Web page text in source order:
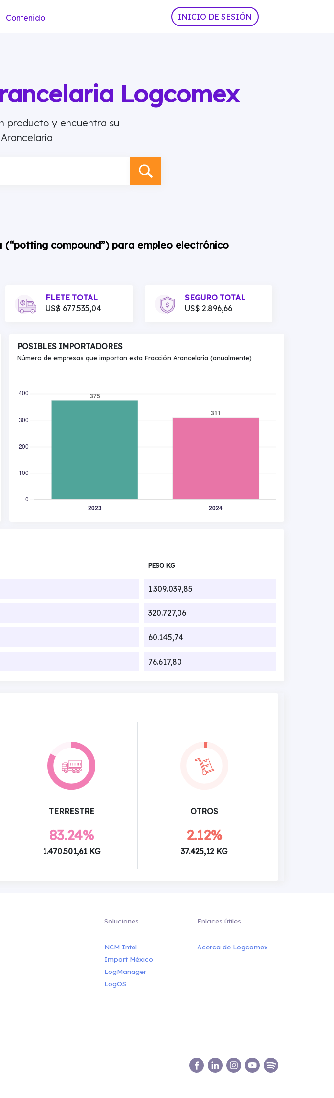
Contenido INICIO DE SESIÓN
Logcomex
producto y encuentra su
(“potting compound”) para empleo electrónico
FLETE TOTAL
US$ 677.535,04
SEGURO TOTAL
US$ 2.896,66
POSIBLES IMPORTADORES
Número de empresas que importan esta Fracción Arancelaria (anualmente)
PESO KG
1.309.039,85
320.727,06
60.145,74
76.617,80
TERRESTRE
83.24%
1.470.501,61 KG
OTROS
2.12%
37.425,12 KG
Soluciones
NCM Intel
Import México
LogManager
LogOS
Enlaces útiles
Acerca de Logcomex